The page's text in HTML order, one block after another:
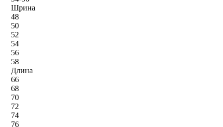
Шрина
48
50
52
54
56
58
Длина
66
68
70
72
74
76